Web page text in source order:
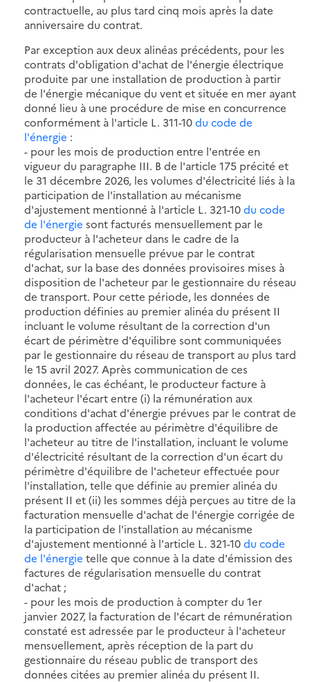
contractuelle, au plus tard cinq mois après la date
anniversaire du contrat.
Par exception aux deux alinéas précédents, pour les
contrats d'obligation d'achat de l'énergie électrique
produite par une installation de production à partir
de l'énergie mécanique du vent et située en mer ayant
donné lieu à une procédure de mise en concurrence
conformément à l'article L. 311-10du code de
l'énergie :
- pour les mois de production entre l'entrée en
vigueur du paragraphe III. B de l'article 175 précité et
le 31 décembre 2026, les volumes d'électricité liés à la
participation de l'installation au mécanisme
d'ajustement mentionné à l'article L. 321-10du code
de l'énergie sont facturés mensuellement par le
producteur à l'acheteur dans le cadre de la
régularisation mensuelle prévue par le contrat
d'achat, sur la base des données provisoires mises à
disposition de l'acheteur par le gestionnaire du réseau
de transport. Pour cette période, les données de
production définies au premier alinéa du présent II
incluant le volume résultant de la correction d'un
écart de périmètre d'équilibre sont communiquées
par le gestionnaire du réseau de transport au plus tard
le 15 avril 2027. Après communication de ces
données, le cas échéant, le producteur facture à
l'acheteur l'écart entre (i) la rémunération aux
conditions d'achat d'énergie prévues par le contrat de
la production affectée au périmètre d'équilibre de
l'acheteur au titre de l'installation, incluant le volume
d'électricité résultant de la correction d'un écart du
périmètre d'équilibre de l'acheteur effectuée pour
l'installation, telle que définie au premier alinéa du
présent II et (ii) les sommes déjà perçues au titre de la
facturation mensuelle d'achat de l'énergie corrigée de
la participation de l'installation au mécanisme
d'ajustement mentionné à l'article L. 321-10du code
de l'énergie telle que connue à la date d'émission des
factures de régularisation mensuelle du contrat
d'achat ;
- pour les mois de production à compter du 1er
janvier 2027, la facturation de l'écart de rémunération
constaté est adressée par le producteur à l'acheteur
mensuellement, après réception de la part du
gestionnaire du réseau public de transport des
données citées au premier alinéa du présent II.